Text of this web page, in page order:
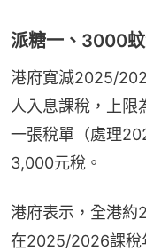
派糖一、3000
港府寬減2025/
人入息課稅，上
一張稅單（處理
3,000元稅。
港府表示，全港約
在2025/2026課稅